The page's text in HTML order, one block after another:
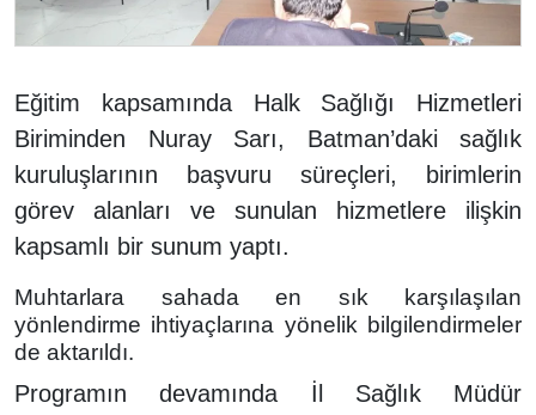
Eğitim kapsamında Halk Sağlığı Hizmetleri
Biriminden Nuray Sarı, Batman’daki sağlık
kuruluşlarının başvuru süreçleri, birimlerin
görev alanları ve sunulan hizmetlere ilişkin
kapsamlı bir sunum yaptı.
Muhtarlara sahada en sık karşılaşılan
yönlendirme ihtiyaçlarına yönelik bilgilendirmeler
de aktarıldı.
Programın devamında İl Sağlık Müdür